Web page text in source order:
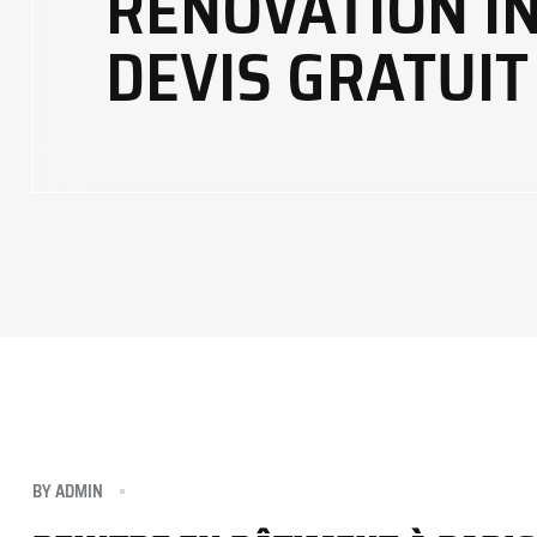
DEVIS GRATUIT
BYADMIN